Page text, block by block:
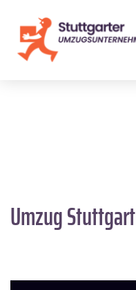
Umzug Stuttgart